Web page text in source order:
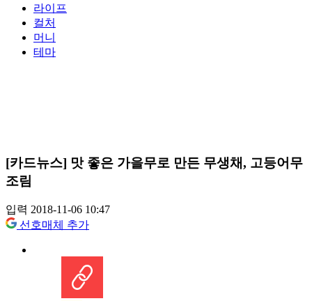
라이프
컬처
머니
테마
[카드뉴스] 맛 좋은 가을무로 만든 무생채, 고등어무
조림
입력 2018-11-06 10:47
선호매체 추가